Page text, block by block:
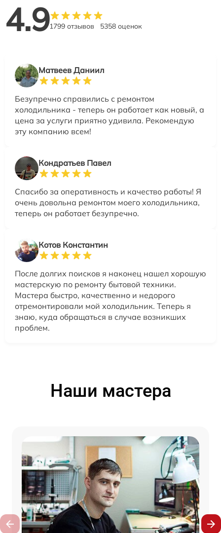
4.91799 отзывов 5358 оценок
Матвеев Даниил
Безупречно справились с ремонтом
холодильника - теперь он работает как новый, а
цена за услуги приятно удивила. Рекомендую
эту компанию всем!
Кондратьев Павел
Спасибо за оперативность и качество работы! Я
очень довольна ремонтом моего холодильника,
теперь он работает безупречно.
Котов Константин
После долгих поисков я наконец нашел хорошую
мастерскую по ремонту бытовой техники.
Мастера быстро, качественно и недорого
отремонтировали мой холодильник. Теперь я
знаю, куда обращаться в случае возникших
проблем.
Наши мастера